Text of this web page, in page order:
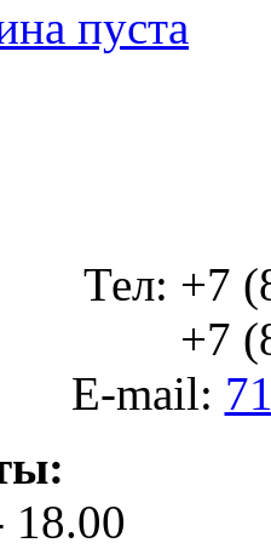
пуста
Тел: +7
+7
E-mail: